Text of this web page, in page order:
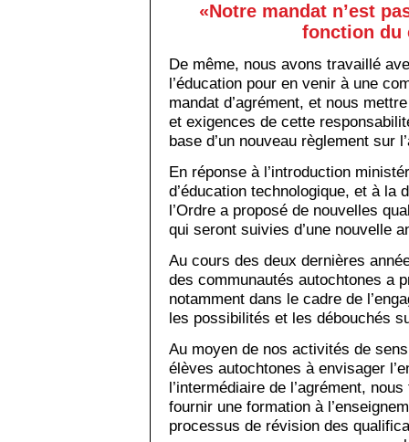
«Notre mandat n’est
fonction du
De même, nous avons travaillé
l’éducation pour en venir à une
mandat d’agrément, et nous
et exigences de cette
base d’un nouveau règlement sur
En réponse à l’introduction
d’éducation technologique, et à la
l’Ordre a proposé de nouvelles
qui seront suivies d’une nouvelle
Au cours des deux dernières
des communautés autochtones a
notamment dans le cadre de
les possibilités et les débouchés
Au moyen de nos activités de
élèves autochtones à envisager
l’intermédiaire de l’agrément,
fournir une formation à
processus de révision des